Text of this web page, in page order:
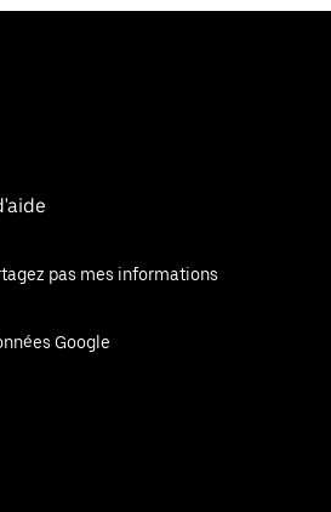
pas mes informations
Google